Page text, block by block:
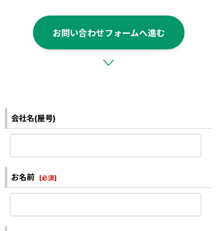
お問い合わせフォームへ進む
会社名(屋号)
お名前 [必須]